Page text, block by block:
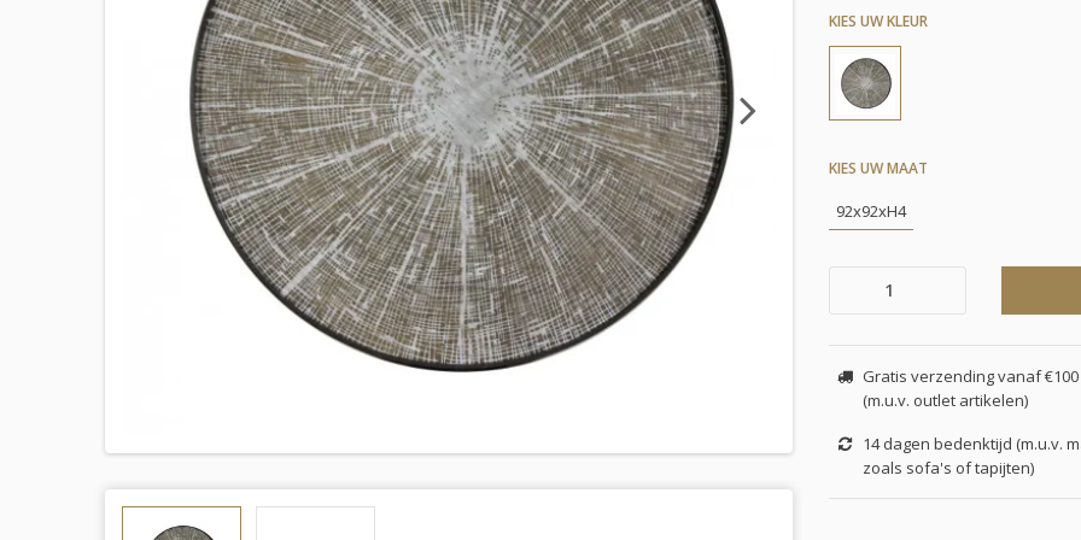
KIES UW KLEUR
KIES UW MAAT
92x92xH4
Gratis verzending vanaf
(m.u.v. outlet artikelen)
14 dagen bedenktijd (m.u.v.
zoals sofa's of tapijten)